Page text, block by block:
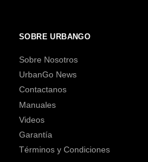
SOBRE URBANGO
Sobre Nosotros
UrbanGo News
Contactanos
Manuales
Videos
Garantía
Términos y Condiciones